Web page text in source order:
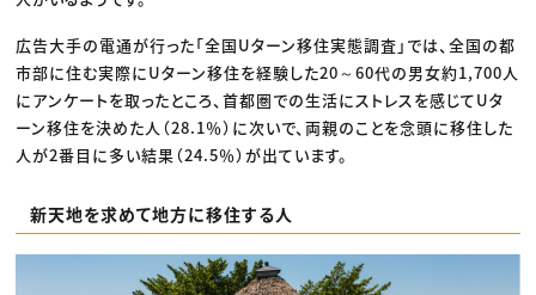
広告大手の電通が行った「全国Uターン移住実態調査」では、全国の都
市部に住む実際にUターン移住を経験した20～60代の男女約1,700人
にアンケートを取ったところ、首都圏での生活にストレスを感じてUタ
ーン移住を決めた人（28.1％）に次いで、両親のことを念頭に移住した
人が2番目に多い結果（24.5％）が出ています。
新天地を求めて地方に移住する人